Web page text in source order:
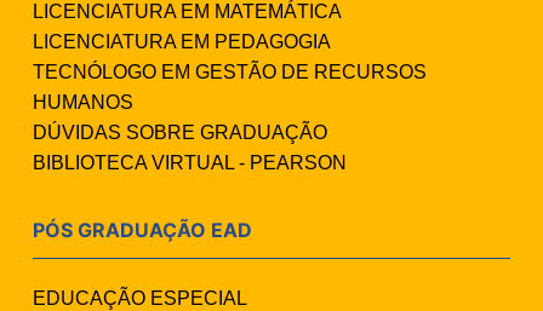
LICENCIATURA EM MATEMÁTICA
LICENCIATURA EM PEDAGOGIA
TECNÓLOGO EM GESTÃO DE RECURSOS
HUMANOS
DÚVIDAS SOBRE GRADUAÇÃO
BIBLIOTECA VIRTUAL - PEARSON
PÓS GRADUAÇÃO EAD
EDUCAÇÃO ESPECIAL